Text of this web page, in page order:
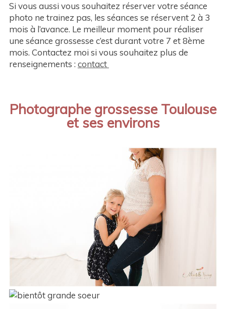
Si vous aussi vous souhaitez réserver votre séance
photo ne trainez pas, les séances se réservent 2 à 3
mois à l’avance. Le meilleur moment pour réaliser
une séance grossesse c’est durant votre 7 et 8ème
mois. Contactez moi si vous souhaitez plus de
renseignements : contact
Photographe grossesse Toulouse
et ses environs